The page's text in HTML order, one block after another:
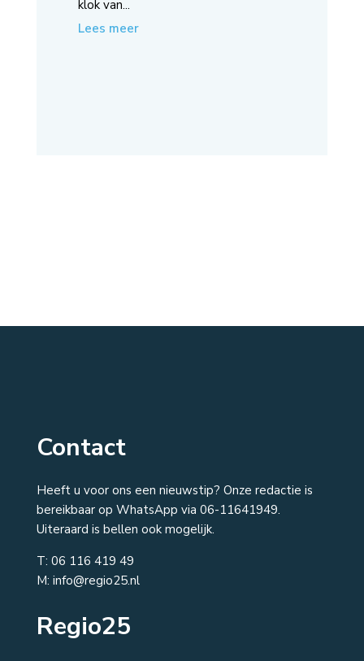
klok van...
Lees meer
Contact
Heeft u voor ons een nieuwstip? Onze redactie is
bereikbaar op WhatsApp via 06-11641949.
Uiteraard is bellen ook mogelijk.
T: 06 116 419 49
M: info@regio25.nl
Regio25